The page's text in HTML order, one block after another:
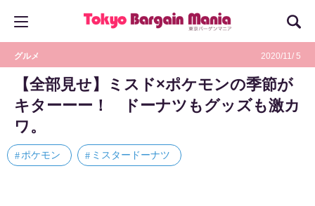
グルメ 2020/11/ 5
【全部見せ】ミスド×ポケモンの季節が
キターーー！ ドーナツもグッズも激カ
ワ。
ポケモン ミスタードーナツ